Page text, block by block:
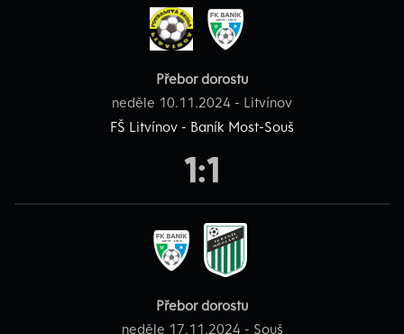
Přebor dorostu
neděle 10.11.2024 - Litvínov
FŠ Litvínov - Baník Most-Souš
1:1
Přebor dorostu
neděle 17.11.2024 - Souš